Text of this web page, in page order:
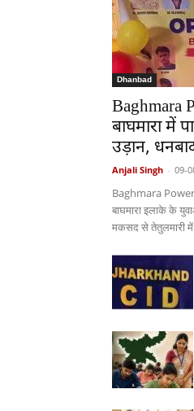
Dhanbad
Baghmara
बाघमारा में
उड़ान,
Anjali Singh - 09-
Baghmara
बाघमारा इलाके के
मकसद से तेतुलमारी में